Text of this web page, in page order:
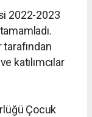
2022-2023
katılımcılar
Çocuk